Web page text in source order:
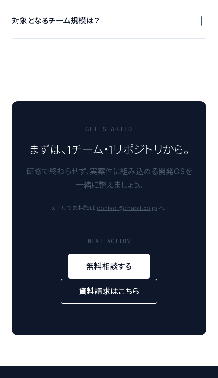
対象となるチーム規模は？
GET STARTED
まずは、1チーム・1リポジトリから。
研修で終わらせず、実案件に組み込める開発OSを
一緒に整えましょう。
メールでの相談は contact@chabit.co.jp へ。
NEXT ACTION
無料相談する
資料請求はこちら